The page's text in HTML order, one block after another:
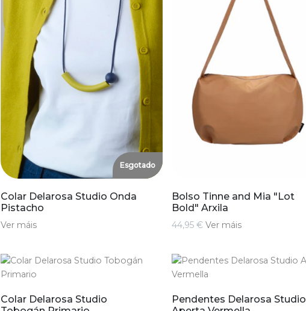
Esgotado
Colar Delarosa Studio Onda
Pistacho
Ver máis
Bolso Tinne and Mia "Lot
Bold" Arxila
44,95 €Ver máis
Colar Delarosa Studio
Pendentes Delarosa Studio